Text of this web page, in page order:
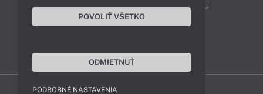
Servisné oddelenie
Reklamácia tovaru
POVOLIŤ VŠETKO
ODMIETNUŤ
PODROBNÉ NASTAVENIA